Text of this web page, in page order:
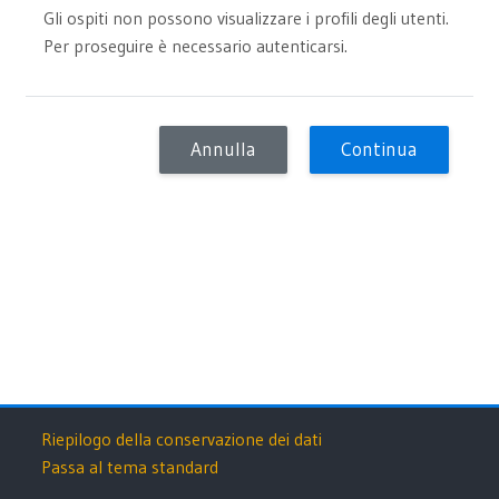
Gli ospiti non possono visualizzare i profili degli utenti.
Per proseguire è necessario autenticarsi.
Annulla Continua
Riepilogo della conservazione dei dati
Passa al tema standard